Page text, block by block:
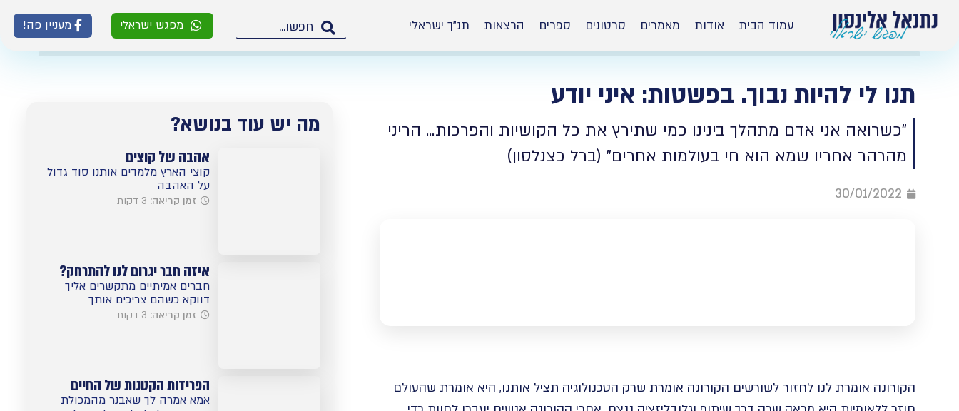
עמוד הבית אודות מאמרים סרטונים ספרים הרצאות תנ”ך ישראלי מפגש ישראלי מעניין פה!
תנו לי להיות נבוך. בפשטות: איני יודע
"כשרואה אני אדם מתהלך בינינו כמי שתירץ את כל הקושיות והפרכות... הריני
מהרהר אחריו שמא הוא חי בעולמות אחרים" (ברל כצנלסון)
30/01/2022
הקורונה אומרת לנו לחזור לשורשים הקורונה אומרת שרק הטכנולוגיה תציל אותנו, היא אומרת שהעולם
מה יש עוד בנושא?
אהבה של קוצים
קוצי הארץ מלמדים אותנו סוד גדול
על האהבה
זמן קריאה: 3 דקות
איזה חבר יגרום לנו להתרחק?
חברים אמיתיים מתקשרים אליך
דווקא כשהם צריכים אותך
זמן קריאה: 3 דקות
הפרידות הקטנות של החיים
אמא אמרה לך שאבנר מהמכולת